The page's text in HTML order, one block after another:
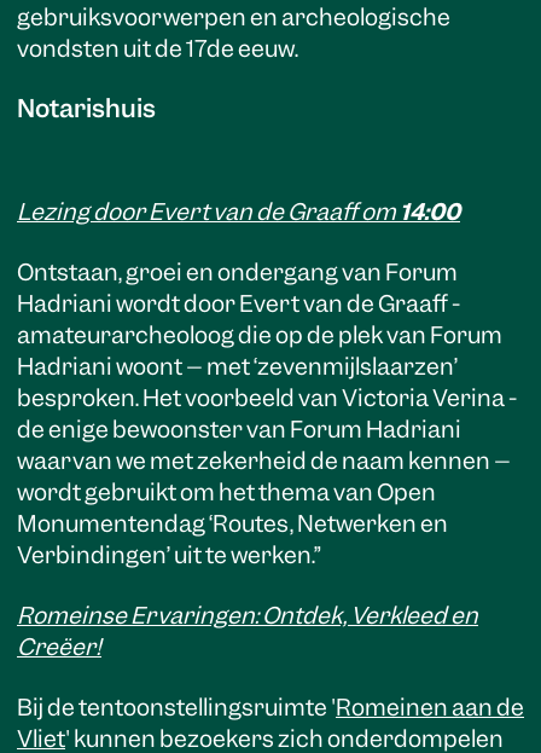
gebruiksvoorwerpen en archeologische
vondsten uit de 17de eeuw.
Notarishuis
Lezing door Evert van de Graaff om 14:00
Ontstaan, groei en ondergang van Forum
Hadriani wordt door Evert van de Graaff -
amateurarcheoloog die op de plek van Forum
Hadriani woont – met ‘zevenmijlslaarzen’
besproken. Het voorbeeld van Victoria Verina -
de enige bewoonster van Forum Hadriani
waarvan we met zekerheid de naam kennen –
wordt gebruikt om het thema van Open
Monumentendag ‘Routes, Netwerken en
Verbindingen’ uit te werken.”
Romeinse Ervaringen: Ontdek, Verkleed en
Creëer!
Bij de tentoonstellingsruimte ' Romeinen aan de
Vliet' kunnen bezoekers zich onderdompelen